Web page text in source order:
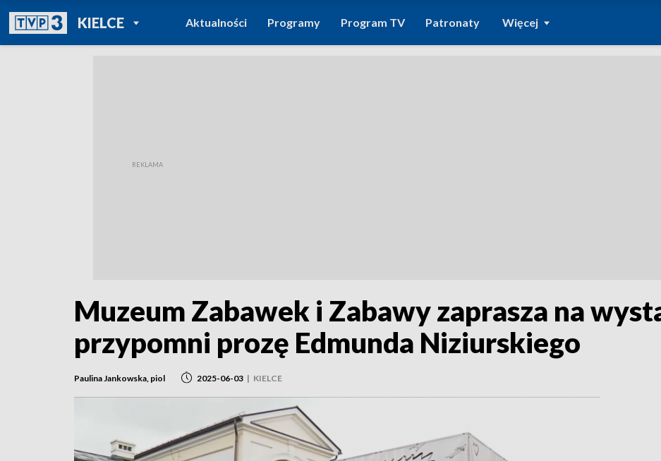
KIELCEPOWRÓT DO
TVP REGIONY
Aktualności Programy Program TV Patronaty Więcej
Muzeum Zabawek i Zabawy zaprasza na
przypomni prozę Edmunda Niziurskiego
Paulina Jankowska, piol 2025-06-03 | KIELCE